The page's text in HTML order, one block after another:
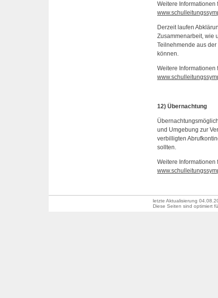
Weitere Informationen
Derzeit laufen
Zusammenarbeit, wie
Teilnehmende aus
können.
Weitere Informationen
12) Übernachtung
und Umgebung zur
verbilligten
sollten.
Weitere Informationen
letzte Aktualisierung
Diese Seiten sind optimiert